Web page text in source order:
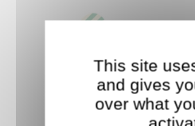
This site
and gives
over what